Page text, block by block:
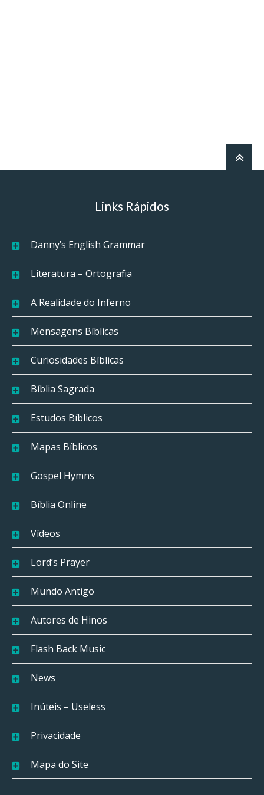
Links Rápidos
Danny’s English Grammar
Literatura – Ortografia
A Realidade do Inferno
Mensagens Bíblicas
Curiosidades Bíblicas
Bíblia Sagrada
Estudos Bíblicos
Mapas Bíblicos
Gospel Hymns
Bíblia Online
Vídeos
Lord’s Prayer
Mundo Antigo
Autores de Hinos
Flash Back Music
News
Inúteis – Useless
Privacidade
Mapa do Site